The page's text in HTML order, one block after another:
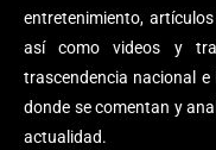
entretenimiento,
así como videos y
trascendencia nacional
donde se comentan y
actualidad.